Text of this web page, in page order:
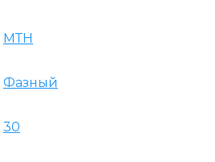
МТН
Фазный
30